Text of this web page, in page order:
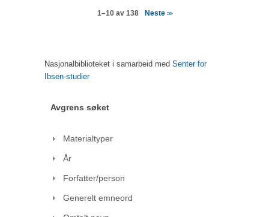
1–10 av 138 Neste >>
Nasjonalbiblioteket i samarbeid med Senter for
Ibsen-studier
Avgrens søket
Materialtyper
År
Forfatter/person
Generelt emneord